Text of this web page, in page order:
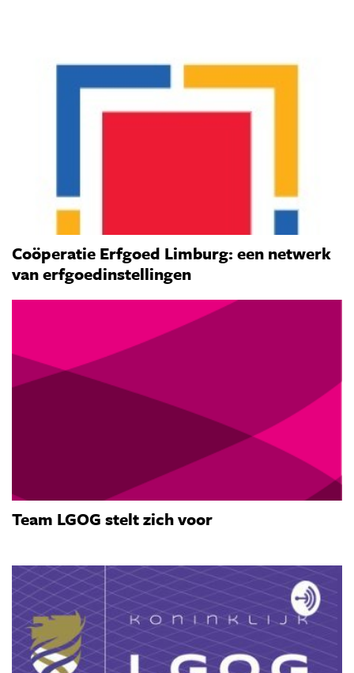
Coöperatie Erfgoed Limburg: een netwerk
van erfgoedinstellingen
Team LGOG stelt zich voor